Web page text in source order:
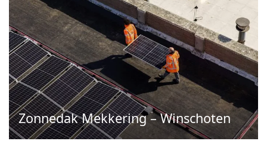
Zonnedak Mekkering – Winschoten